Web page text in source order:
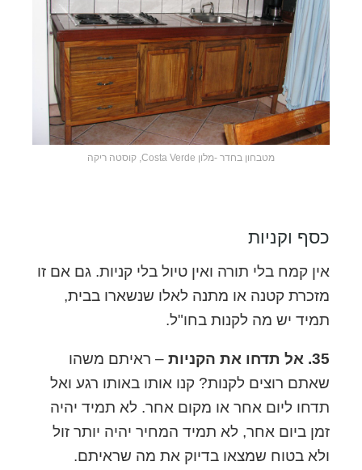
מטבחון בחדר -מלון Costa Verde, קוסטה ריקה
כסף וקניות
אין קמח בלי תורה ואין טיול בלי קניות. גם אם זו
מזכרת קטנה או מתנה לאלו שנשארו בבית,
תמיד יש מה לקנות בחו"ל.
35. אל תדחו את הקניות
– ראיתם משהו
שאתם רוצים לקנות? קנו אותו באותו רגע ואל
תדחו ליום אחר או מקום אחר. לא תמיד יהיה
זמן ביום אחר, לא תמיד המחיר יהיה יותר זול
ולא בטוח שמצאו בדיוק את מה שראיתם.